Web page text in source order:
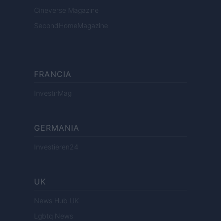
Cineverse Magazine
SecondHomeMagazine
FRANCIA
InvestirMag
GERMANIA
Investieren24
UK
News Hub UK
Lgbtq News